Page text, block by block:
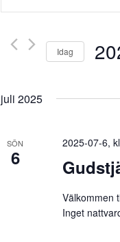
Views
Navigation
Evenemang
Idag
juli 2025
SÖN
6
2025-07-6,
Välkommen
Inget